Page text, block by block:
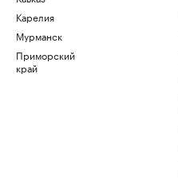
Карелия
Мурманск
Приморский
край